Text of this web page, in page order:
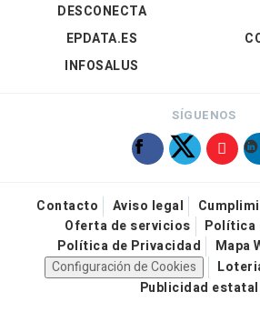
DESCONECTA
EPDATA.ES
INFOSALUS
SÍGUENOS
Contacto Aviso legal
Oferta de servicios
Política
Política de Privacidad
Mapa
Configuración de Cookies
Publicidad estatal